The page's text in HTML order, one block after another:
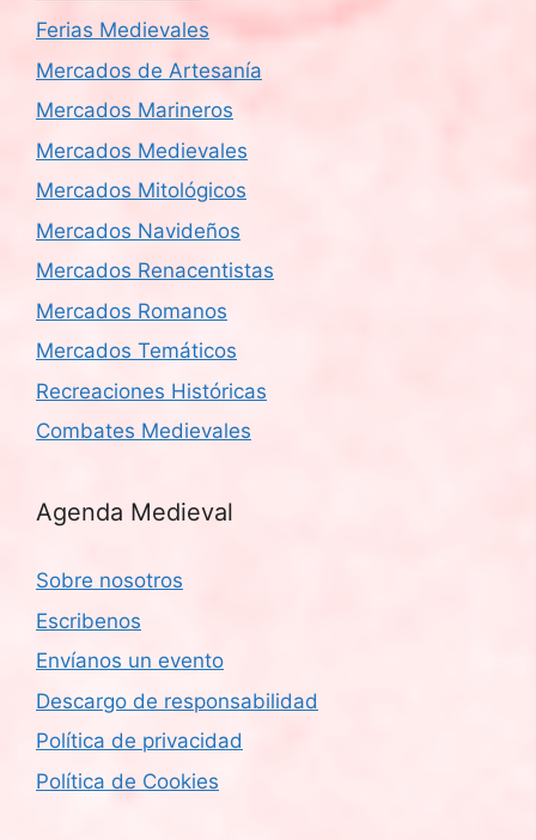
Ferias Medievales
Mercados de Artesanía
Mercados Marineros
Mercados Medievales
Mercados Mitológicos
Mercados Navideños
Mercados Renacentistas
Mercados Romanos
Mercados Temáticos
Recreaciones Históricas
Combates Medievales
Agenda Medieval
Sobre nosotros
Escribenos
Envíanos un evento
Descargo de responsabilidad
Política de privacidad
Política de Cookies